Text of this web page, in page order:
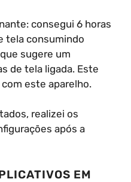
consegui 6 horas
tela consumindo
sugere um
de tela ligada. Este
este aparelho.
realizei os
após a
EM